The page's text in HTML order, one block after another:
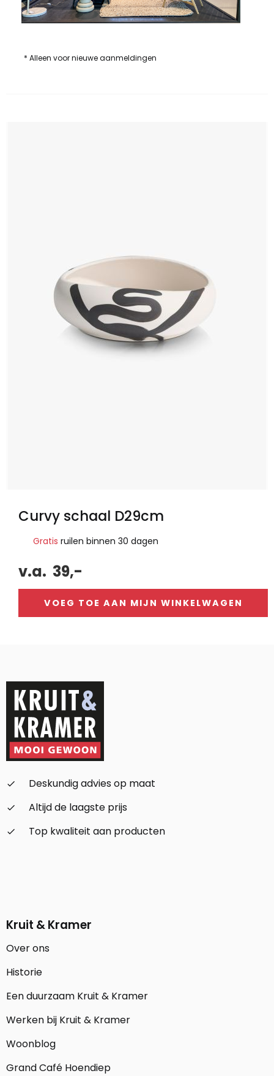
* Alleen voor nieuwe aanmeldingen
Curvy schaal D29cm
Gratis ruilen binnen 30 dagen
v.a. 39,-
VOEG TOE AAN MIJN WINKELWAGEN
check_small
Deskundig advies op maat
check_small
Altijd de laagste prijs
check_small
Top kwaliteit aan producten
Kruit & Kramer
Over ons
Historie
Een duurzaam Kruit & Kramer
Werken bij Kruit & Kramer
Woonblog
Grand Café Hoendiep